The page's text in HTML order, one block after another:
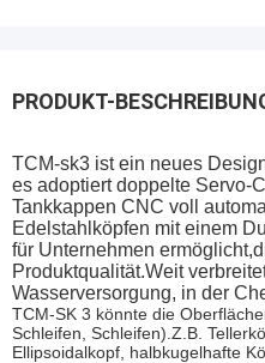
PRODUKT-
TCM-sk3 ist ein neues
es adoptiert doppelte Servo-
Tankkappen CNC voll
Edelstahlköpfen mit einem
für Unternehmen
Produktqualität.Weit
Wasserversorgung, in der
TCM-SK 3 könnte die
Schleifen, Schleifen).Z.B.
Ellipsoidalkopf, halbkugelhafte